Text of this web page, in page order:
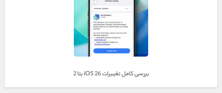
بررسی کامل تغییرات iOS 26 بتا 2